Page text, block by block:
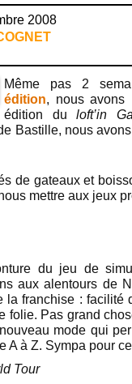
2008
Même pas 2
édition, nous avons
édition du loft’in
Bastille, nous
de gateaux et
mettre aux jeux
du jeu de
aux alentours de
franchise : facilité
folie. Pas grand
mode qui
A à Z. Sympa pour
Tour